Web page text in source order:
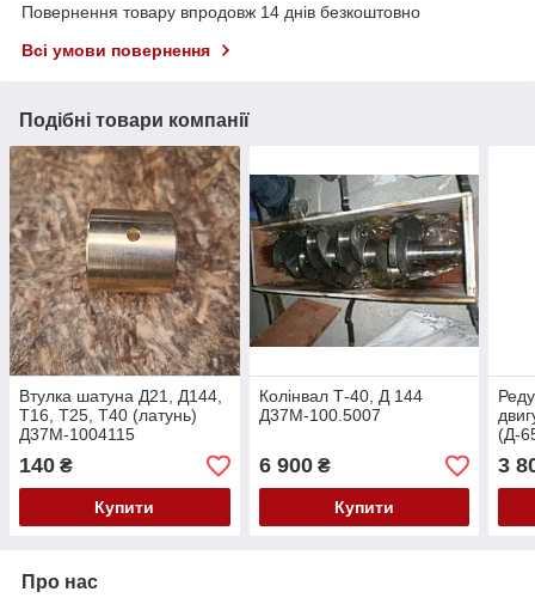
Повернення товару впродовж 14 днів безкоштовно
Всі умови повернення
Подібні товари компанії
Втулка шатуна Д21, Д144,
Т16, Т25, Т40 (латунь)
Д37М-1004115
140 ₴
Купити
Колінвал Т-40, Д 144
Д37М-100.5007
6 900₴
Купити
(Д-
3
Про нас